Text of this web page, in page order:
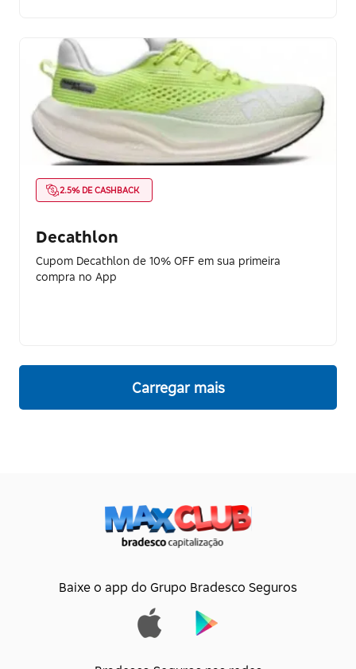
2.5% DE CASHBACK
Decathlon
Cupom Decathlon de 10% OFF em sua primeira
compra no App
Carregar mais
Baixe o app do Grupo Bradesco Seguros